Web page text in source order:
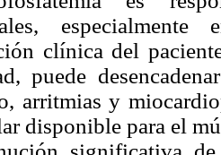
clínica del
puede
arritmias y
disponible para el